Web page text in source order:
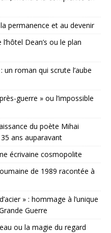
permanence et au devenir
Dean’s ou le plan
roman qui scrute l’aube
guerre » ou l’impossible
du poète Mihai
ans auparavant
écrivaine cosmopolite
de 1989 racontée à
» : hommage à l’unique
Guerre
ou la magie du regard